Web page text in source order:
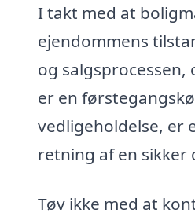
I takt med at
ejendommens
og
er en
vedligeholdelse, er
retning af en sikker
Tøv ikke med at